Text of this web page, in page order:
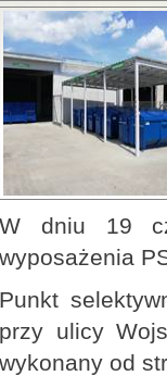
W dniu 19
wyposażenia
Punkt
przy ulicy
wykonany od